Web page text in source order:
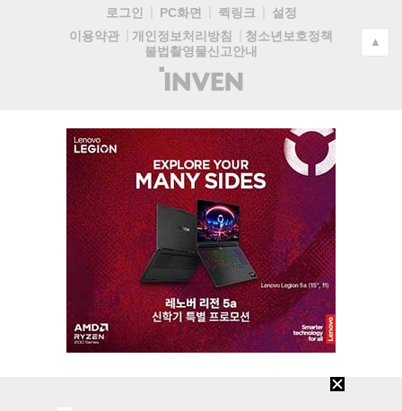
로그인 PC화면 퀵링크
설정
이용약관
개인정보처리방침
청소년보호정책
불법촬영물신고안내
(주)
인
▲